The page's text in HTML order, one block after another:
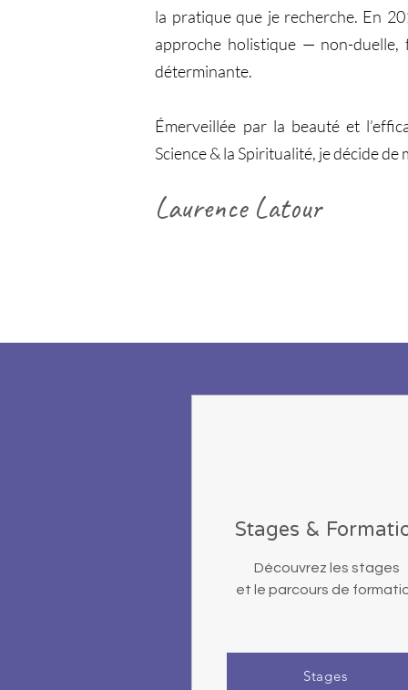
la pratique que je recherche. En
approche holistique — non-
déterminante.
Émerveillée par la beauté et
Science & la Spiritualité, je décide
Laurence Latour
Stages &
Découvrez les stages
et le parcours de
Stages